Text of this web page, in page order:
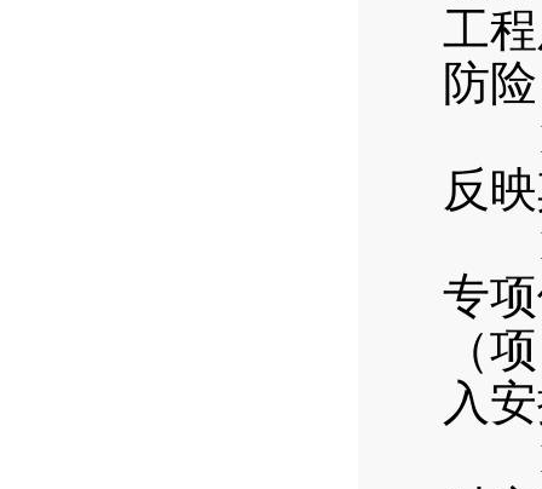
工
防
反
专
（
入